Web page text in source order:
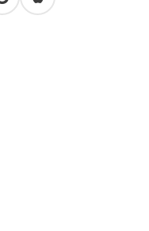
in Google Maps öffnen
in Apple Maps